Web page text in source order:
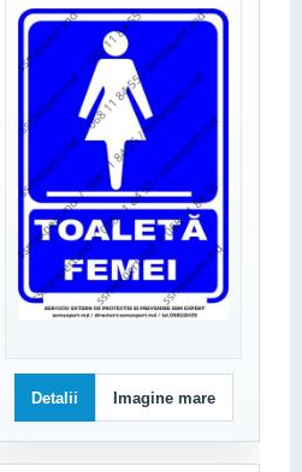
Detalii Imagine mare